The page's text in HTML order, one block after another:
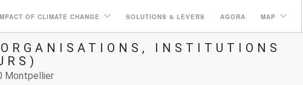
OF CLIMATE CHANGE SOLUTIONS & LEVERS AGORA MAP
INSTITUTIONS
Montpellier